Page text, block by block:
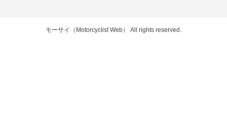
モーサイ（Motorcyclist Web） All rights reserved.